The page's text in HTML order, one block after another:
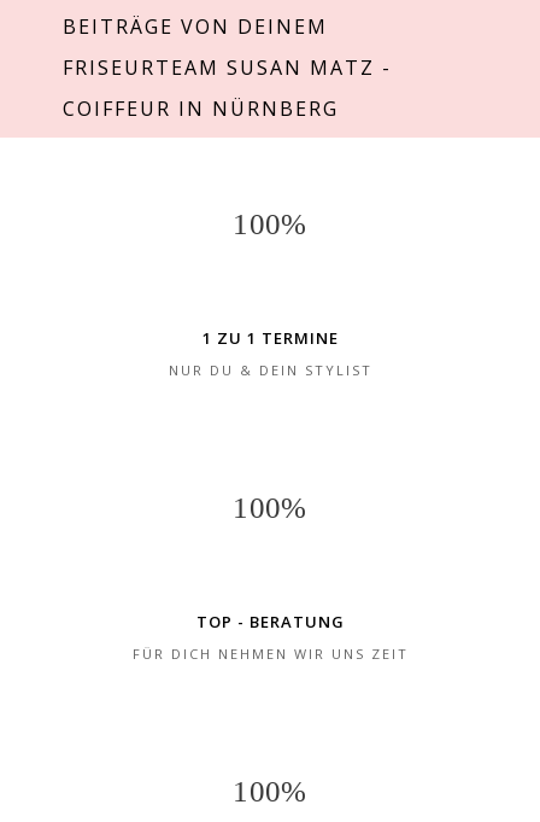
BEITRÄGE VON DEINEM
FRISEURTEAM SUSAN MATZ -
COIFFEUR IN NÜRNBERG
100
1 ZU 1 TERMINE
NUR DU & DEIN STYLIST
100
TOP - BERATUNG
FÜR DICH NEHMEN WIR UNS ZEIT
100